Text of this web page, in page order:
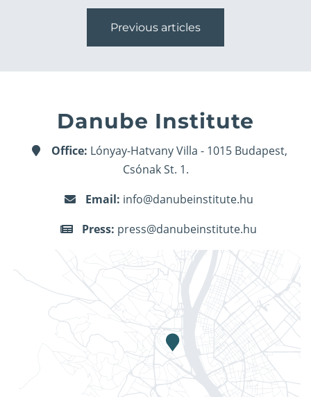
Previous articles
Danube Institute
Office: Lónyay-Hatvany Villa - 1015 Budapest,
Csónak St. 1.
Email: info@danubeinstitute.hu
Press: press@danubeinstitute.hu